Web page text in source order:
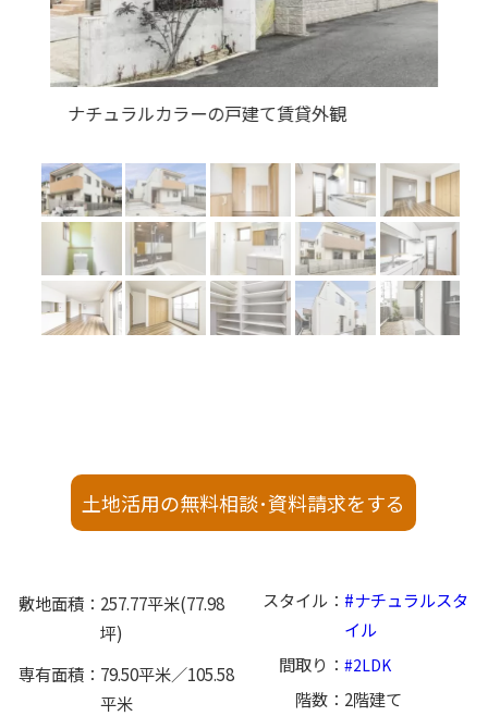
ベランダの付いた戸建住宅外観
土地活用の無料相談･資料請求をする
敷地面積
257.77平米(77.98
坪)
専有面積
79.50平米／105.58
平米
スタイル
ナチュラルスタ
イル
間取り
2LDK
階数
2階建て